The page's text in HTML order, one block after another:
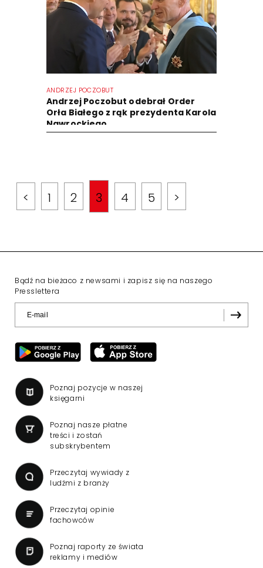
ANDRZEJ POCZOBUT
Andrzej Poczobut odebrał Order
Orła Białego z rąk prezydenta Karola
Nawrockiego
< 1 2 3 4 5 >
Bądź na bieżaco z newsami i zapisz się na naszego
Presslettera
Poznaj pozycje w naszej
księgarni
Poznaj nasze płatne
treści i zostań
subskrybentem
Przeczytaj wywiady z
ludźmi z branży
Przeczytaj opinie
fachowców
Poznaj raporty ze świata
reklamy i mediów